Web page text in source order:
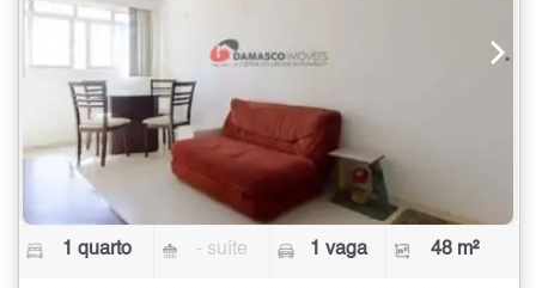
1 quarto - suíte 1 vaga 48 m²